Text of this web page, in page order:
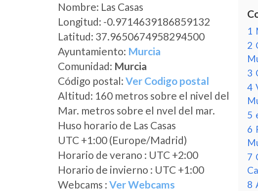
Nombre: Las Casas
Longitud: -0.9714639186859132
Latitud: 37.9650674958294500
Ayuntamiento: Murcia
Comunidad: Murcia
Código postal: Ver Codigo postal
Altitud: 160 metros sobre el nivel del
Mar. metros sobre el nvel del mar.
Huso horario de Las Casas
UTC +1:00 (Europe/Madrid)
Horario de verano : UTC +2:00
Horario de invierno : UTC +1:00
Webcams : Ver Webcams
1
2
3
4
5
6
7
8